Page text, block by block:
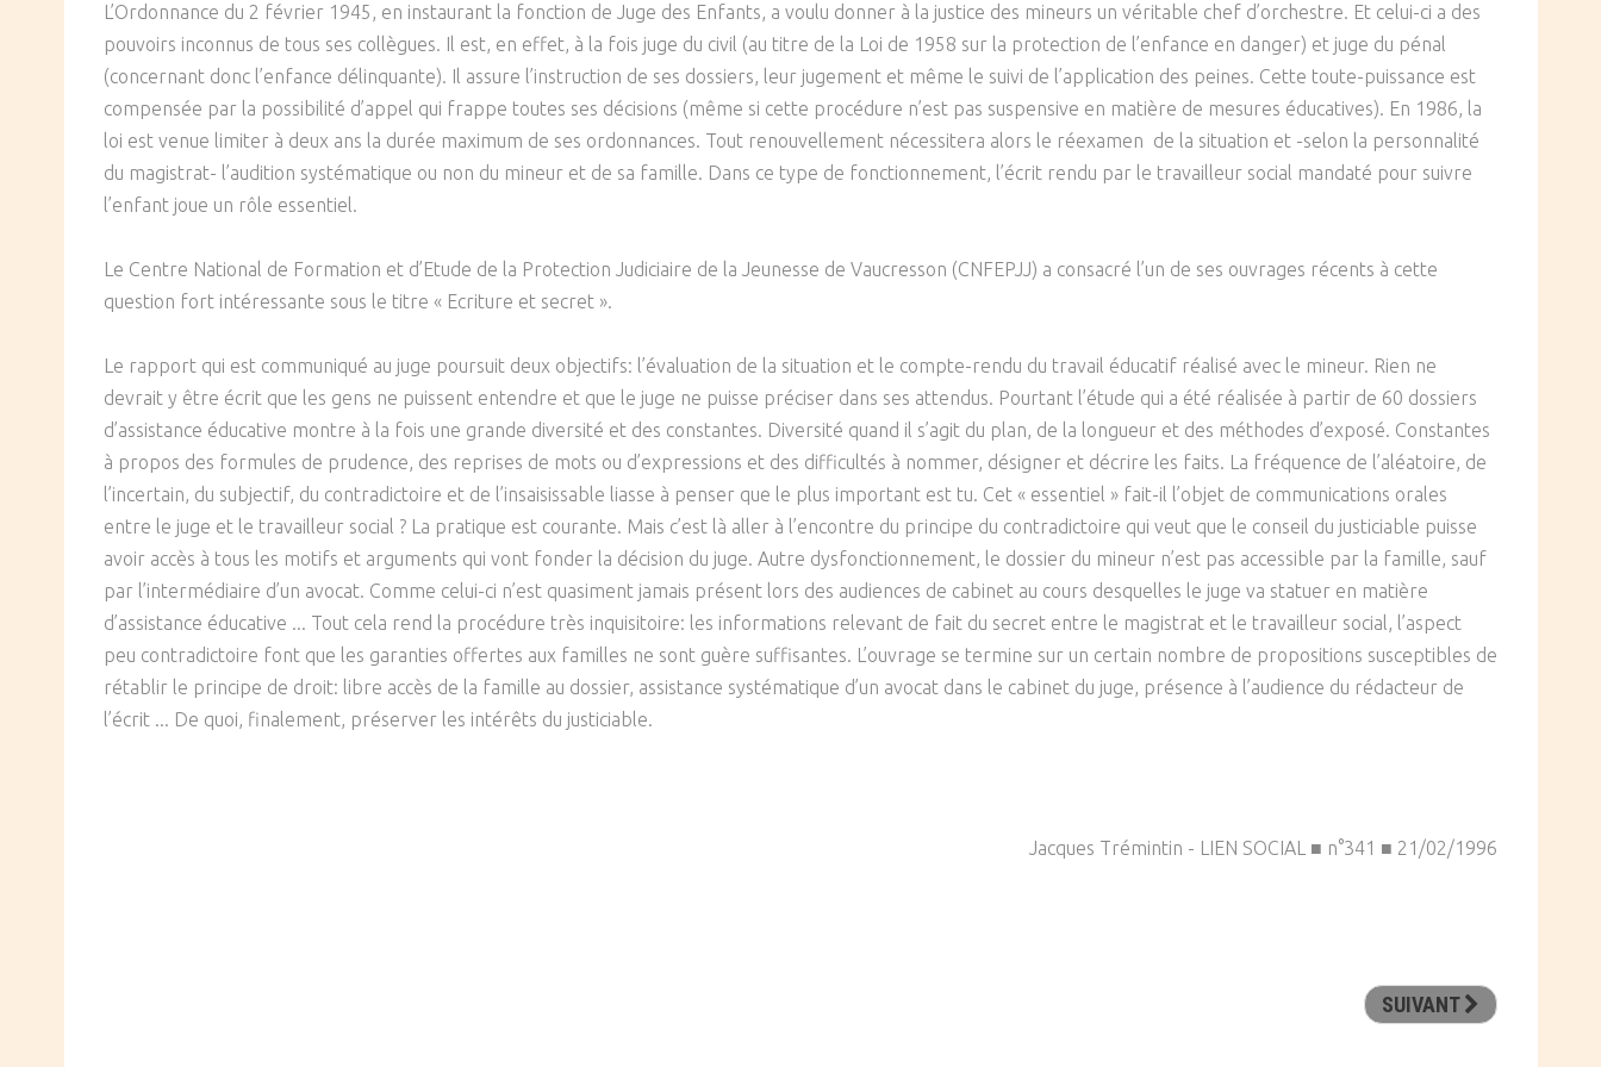
Violence / Maltraitance
Agression Sexuelle
Délinquance
Banlieue
Protection De L'enfance
Accueil – Placement
Psychanalyse
Psychiatrie
Psychologie
Sexualité
SOCIÉTÉ
Droit
Économie / Emploi
Justice
Politique
Scolarité
CULTURE
Romans / Médias
L’Ordonnance du 2 février 1945, en instaurant la fonction de Juge des Enfants, a voulu donner à la justice des mineurs un véritable chef d’orchestre. Et celui-ci a des
pouvoirs inconnus de tous ses collègues. Il est, en effet, à la fois juge du civil (au titre de la Loi de 1958 sur la protection de l’enfance en danger) et juge du pénal
(concernant donc l’enfance délinquante). Il assure l’instruction de ses dossiers, leur jugement et même le suivi de l’application des peines. Cette toute-puissance est
compensée par la possibilité d’appel qui frappe toutes ses décisions (même si cette procédure n’est pas suspensive en matière de mesures éducatives). En 1986, la
loi est venue limiter à deux ans la durée maximum de ses ordonnances. Tout renouvellement nécessitera alors le réexamen de la situation et -selon la personnalité
du magistrat- l’audition systématique ou non du mineur et de sa famille. Dans ce type de fonctionnement, l’écrit rendu par le travailleur social mandaté pour suivre
l’enfant joue un rôle essentiel.
Le Centre National de Formation et d’Etude de la Protection Judiciaire de la Jeunesse de Vaucresson (CNFEPJJ) a consacré l’un de ses ouvrages récents à cette
question fort intéressante sous le titre « Ecriture et secret ».
Le rapport qui est communiqué au juge poursuit deux objectifs: l’évaluation de la situation et le compte-rendu du travail éducatif réalisé avec le mineur. Rien ne
devrait y être écrit que les gens ne puissent entendre et que le juge ne puisse préciser dans ses attendus. Pourtant l’étude qui a été réalisée à partir de 60 dossiers
d’assistance éducative montre à la fois une grande diversité et des constantes. Diversité quand il s’agit du plan, de la longueur et des méthodes d’exposé. Constantes
à propos des formules de prudence, des reprises de mots ou d’expressions et des difficultés à nommer, désigner et décrire les faits. La fréquence de l’aléatoire, de
l’incertain, du subjectif, du contradictoire et de l’insaisissable liasse à penser que le plus important est tu. Cet « essentiel » fait-il l’objet de communications orales
entre le juge et le travailleur social ? La pratique est courante. Mais c’est là aller à l’encontre du principe du contradictoire qui veut que le conseil du justiciable puisse
avoir accès à tous les motifs et arguments qui vont fonder la décision du juge. Autre dysfonctionnement, le dossier du mineur n’est pas accessible par la famille, sauf
par l’intermédiaire d’un avocat. Comme celui-ci n’est quasiment jamais présent lors des audiences de cabinet au cours desquelles le juge va statuer en matière
d’assistance éducative ... Tout cela rend la procédure très inquisitoire: les informations relevant de fait du secret entre le magistrat et le travailleur social, l’aspect
peu contradictoire font que les garanties offertes aux familles ne sont guère suffisantes. L’ouvrage se termine sur un certain nombre de propositions susceptibles de
rétablir le principe de droit: libre accès de la famille au dossier, assistance systématique d’un avocat dans le cabinet du juge, présence à l’audience du rédacteur de
l’écrit ... De quoi, finalement, préserver les intérêts du justiciable.
Jacques Trémintin - LIEN SOCIAL ■ n°341 ■ 21/02/1996
SUIVANT